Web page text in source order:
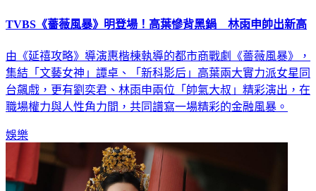
TVBS《薔薇風暴》明登場！高葉慘背黑鍋 林雨申帥出新高
由《延禧攻略》導演惠楷棟執導的都市商戰劇《薔薇風暴》，
集結「文藝女神」譚卓、「新科影后」高葉兩大實力派女星同
台飆戲，更有劉奕君、林雨申兩位「帥氣大叔」精彩演出，在
職場權力與人性角力間，共同譜寫一場精彩的金融風暴。
娛樂